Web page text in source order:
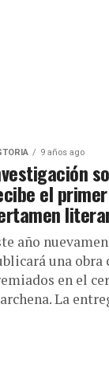
9 años ago
el
año
una obra
en el
La